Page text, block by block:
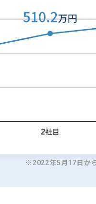
※2022年5月17日か